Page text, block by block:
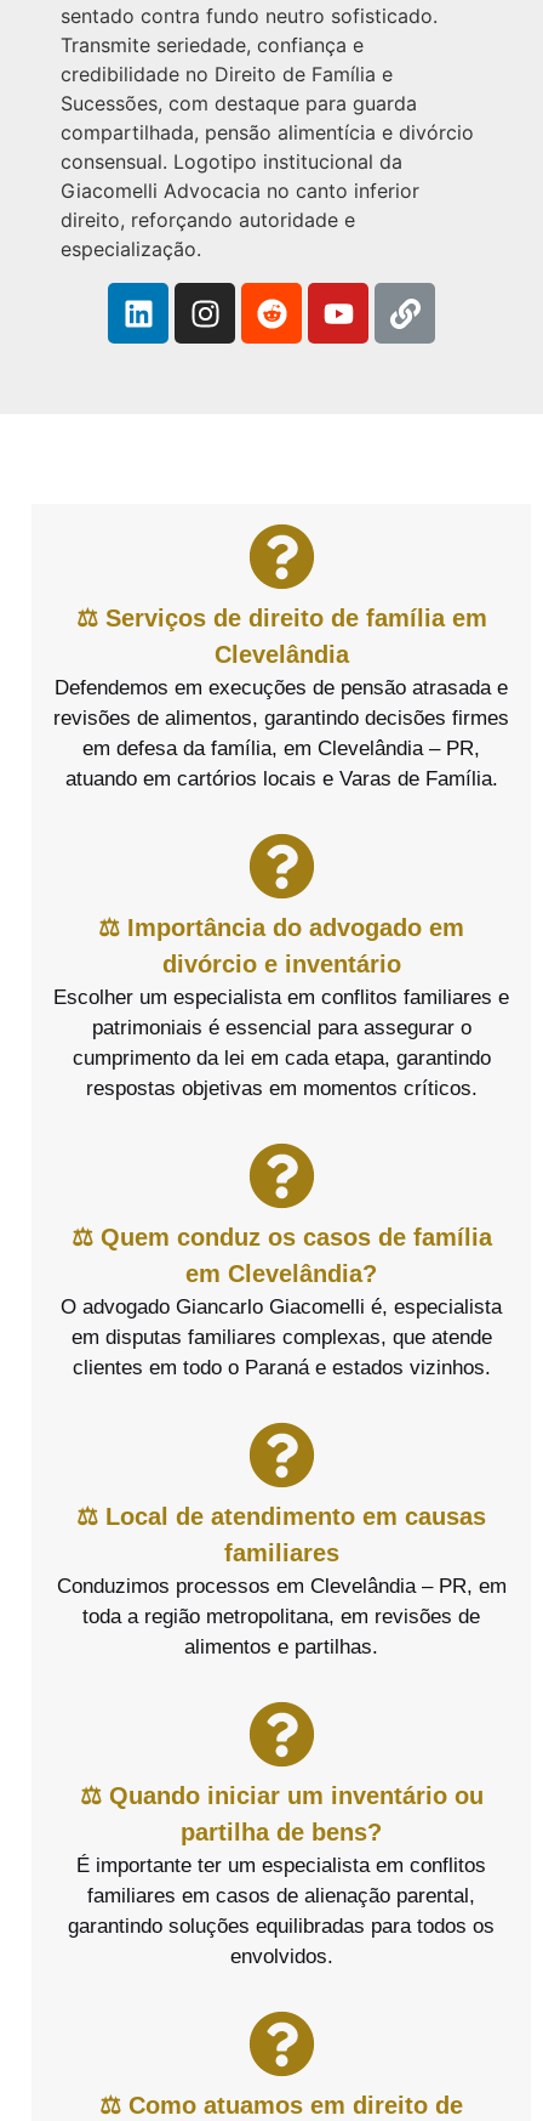
⚖️ Serviços de direito de família em
Clevelândia
Defendemos em execuções de pensão atrasada e
revisões de alimentos, garantindo decisões firmes
em defesa da família, em Clevelândia – PR,
atuando em cartórios locais e Varas de Família.
⚖️ Importância do advogado em
divórcio e inventário
Escolher um especialista em conflitos familiares e
patrimoniais é essencial para assegurar o
cumprimento da lei em cada etapa, garantindo
respostas objetivas em momentos críticos.
⚖️ Quem conduz os casos de família
em Clevelândia?
O advogado Giancarlo Giacomelli é, especialista
em disputas familiares complexas, que atende
clientes em todo o Paraná e estados vizinhos.
⚖️ Local de atendimento em causas
familiares
Conduzimos processos em Clevelândia – PR, em
toda a região metropolitana, em revisões de
alimentos e partilhas.
⚖️ Quando iniciar um inventário ou
partilha de bens?
É importante ter um especialista em conflitos
familiares em casos de alienação parental,
garantindo soluções equilibradas para todos os
envolvidos.
⚖️ Como atuamos em direito de